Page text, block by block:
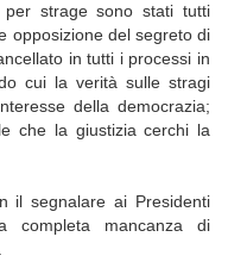
strage sono stati tutti
opposizione del segreto di
in tutti i processi in
cui la verità sulle stragi
della democrazia;
che la giustizia cerchi la
il segnalare ai Presidenti
completa mancanza di